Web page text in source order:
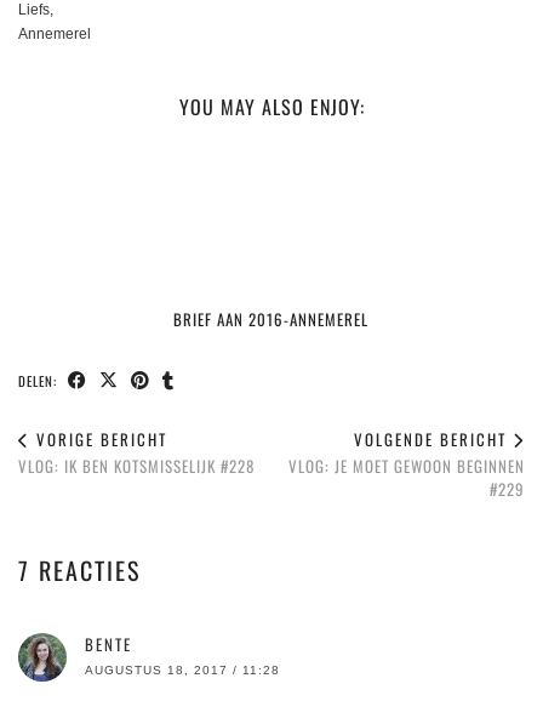
Liefs,
Annemerel
YOU MAY ALSO ENJOY:
BRIEF AAN 2016-ANNEMEREL
DELEN:
VORIGE BERICHT
VLOG: IK BEN KOTSMISSELIJK #228
VOLGENDE BERICHT
VLOG: JE MOET GEWOON BEGINNEN
#229
7 REACTIES
BENTE
AUGUSTUS 18, 2017 / 11:28